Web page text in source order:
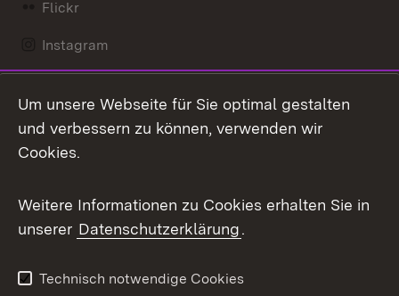
Flickr
Instagram
Mastodon
Messenger
Social Wall
X / Twitter
Youtube
Um unsere Webseite für Sie optimal gestalten
und verbessern zu können, verwenden wir
Cookies.
Weitere Informationen zu Cookies erhalten Sie in
unserer Datenschutzerklärung.
Technisch notwendige Cookies